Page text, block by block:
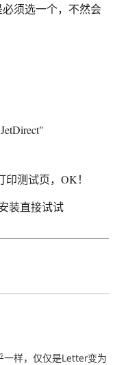
必须选一个，不然会
测试页，OK！
装直接试试
一样，仅仅是Letter变为